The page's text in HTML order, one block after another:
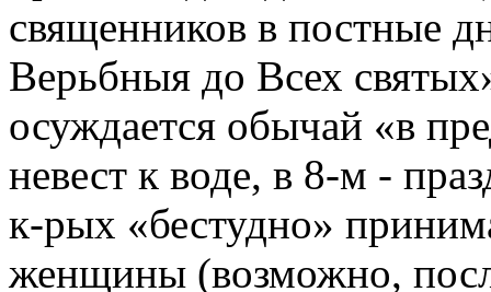
священников в постные
Верьбныя до Всех
осуждается обычай «в
невест к воде, в 8-м -
к-рых «бестудно»
женщины (возможно,